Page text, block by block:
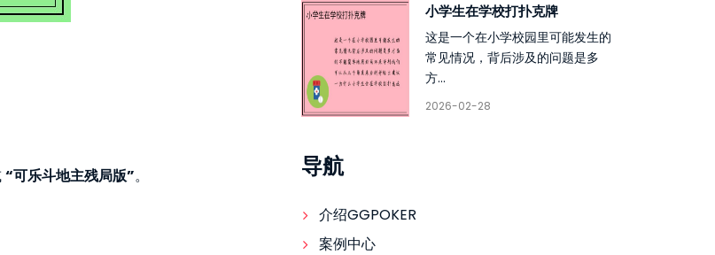
“可乐斗地主残局版”。
小学生在学校打扑克牌
这是一个在小学校园里可能发生的
常见情况，背后涉及的问题是多
方...
2026-02-28
导航
介绍GGPOKER
案例中心